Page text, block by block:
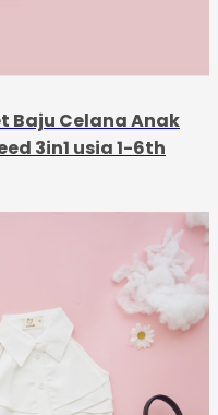
Baju Celana Anak
3in1 usia 1-6th